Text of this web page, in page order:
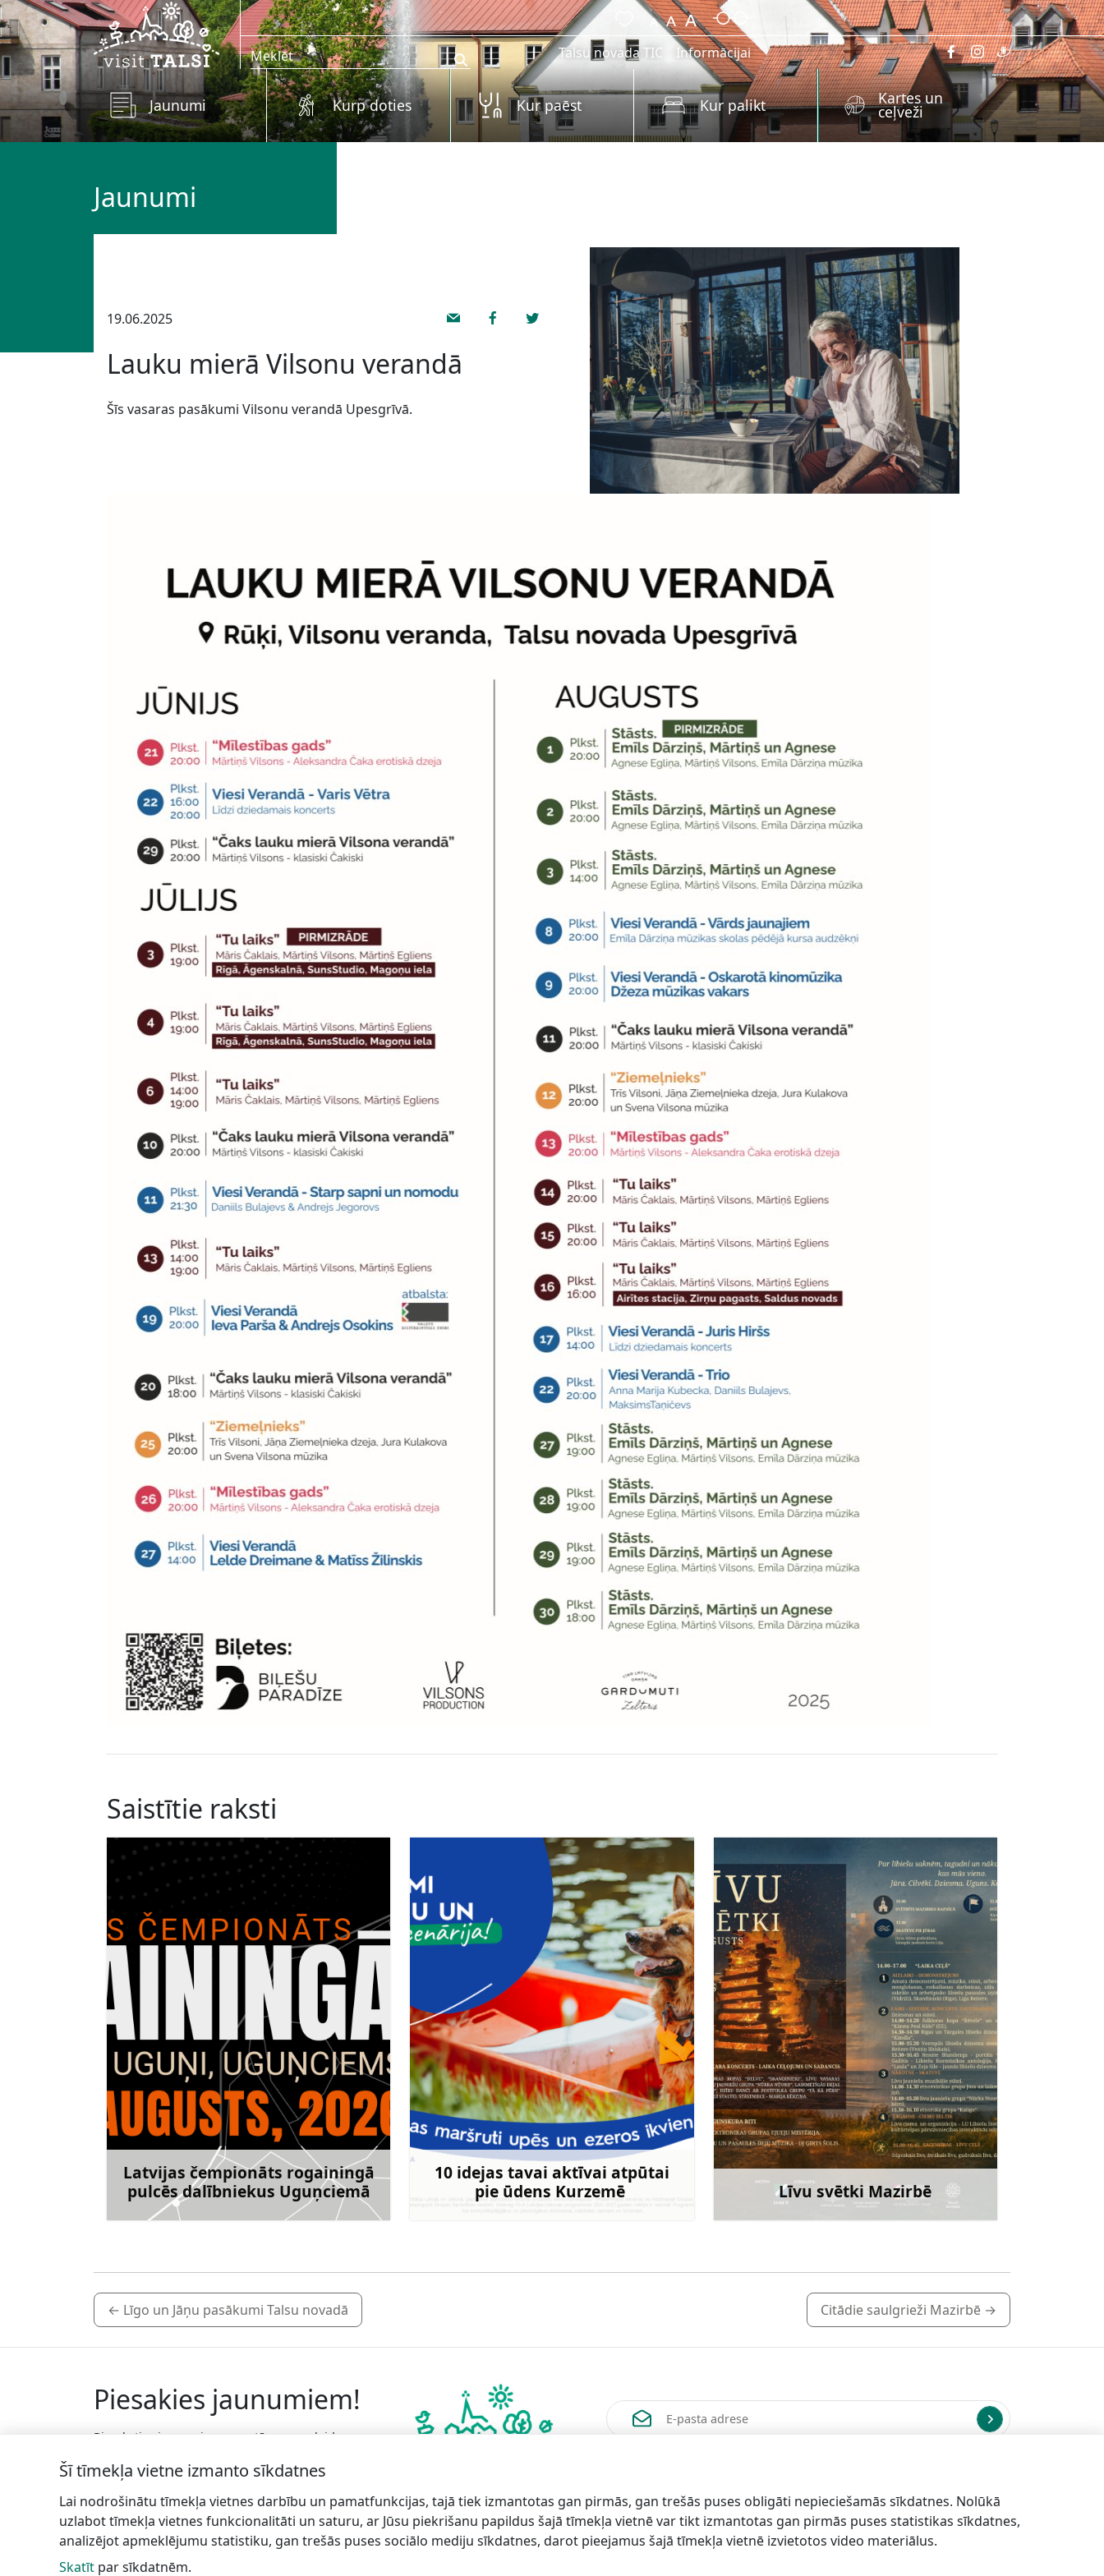
Skip to main content
Talsu novada TIC Informācijai
Jaunumi Kurp doties Kur paēst Kur palikt Kartes un
ceļveži
Jaunumi
19.06.2025
Lauku mierā Vilsonu verandā
Šīs vasaras pasākumi Vilsonu verandā Upesgrīvā.
Saistītie raksti
Latvijas čempionāts rogainingā
pulcēs dalībniekus Uguņciemā
Uzzināt vairāk
10 idejas tavai aktīvai atpūtai
pie ūdens Kurzemē
Uzzināt vairāk
Līvu svētki Mazirbē
Uzzināt vairāk
← Līgo un Jāņu pasākumi Talsu novadā Citādie saulgrieži Mazirbē →
Piesakies jaunumiem!
Pieraksties jaunumiem e-pastā un nepalaid
Šī tīmekļa vietne izmanto sīkdatnes
Lai nodrošinātu tīmekļa vietnes darbību un pamatfunkcijas, tajā tiek izmantotas gan pirmās, gan trešās puses obligāti nepieciešamās sīkdatnes. Nolūkā
uzlabot tīmekļa vietnes funkcionalitāti un saturu, ar Jūsu piekrišanu papildus šajā tīmekļa vietnē var tikt izmantotas gan pirmās puses statistikas sīkdatnes,
analizējot apmeklējumu statistiku, gan trešās puses sociālo mediju sīkdatnes, darot pieejamus šajā tīmekļa vietnē izvietotos video materiālus.
Skatīt par sīkdatnēm.